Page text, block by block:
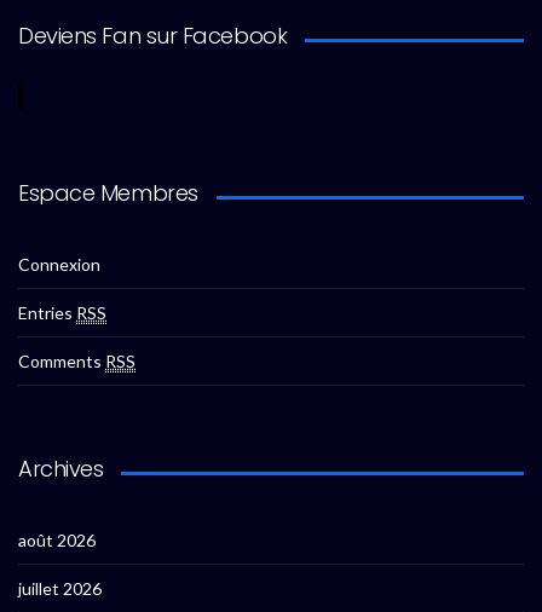
Deviens Fan sur Facebook
Espace Membres
Connexion
Entries RSS
Comments RSS
Archives
août 2026
juillet 2026